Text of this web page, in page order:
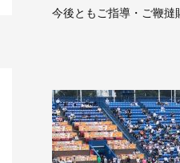
今後ともご指導・ご鞭撻